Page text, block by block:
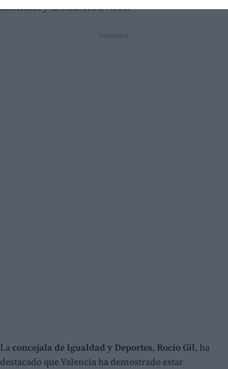
asistentesy la clausura a7.000.
La concejala de Igualdad y Deportes, Rocío Gil, ha
destacado que Valencia ha demostrado estar